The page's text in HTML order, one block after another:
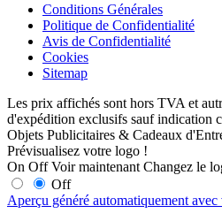
Conditions Générales
Politique de Confidentialité
Avis de Confidentialité
Cookies
Sitemap
Les prix affichés sont hors TVA et
d'expédition exclusifs sauf
Objets Publicitaires & Cadeaux
Prévisualisez votre logo !
On Off Voir maintenant Changez le
Off
Aperçu généré automatiquement